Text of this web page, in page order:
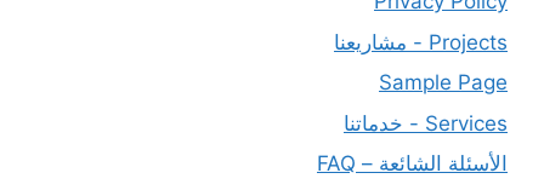
Projects - مشاريعنا
Sample Page
Services - خدماتنا
الأسئلة الشائعة – FAQ